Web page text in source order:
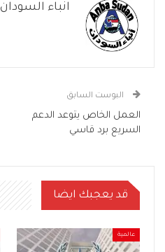
انباء السودان
البوست السابق
العمل الخاص يتوعد الدعم
السريع برد قاسي
قد يعجبك ايضا
عالمية